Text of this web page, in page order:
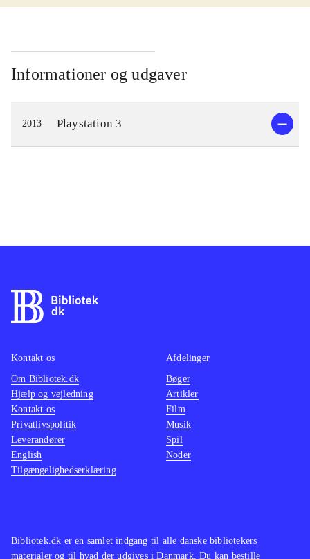
skæbnen for de mennesker der beder
besejre fysiske manifestationer - i en
såkaldt kopi-verden - af menneskenes
manglende selvtillid og modstand
mod forandringerne. Overvinder man
disse udfordringer - inkl. svære
"bosses" - opfyldes ønskerne i "den
og andre typer af items.
er engelsk tale. Tekst og tale er
gennemsyret af humoristiske og
er udelukkende singleplayer. PEGI er
12 med anmærkninger for stødende
sprog og vold
Alt i alt et fint underholdende spil,
hvis man i forvejen er fan af japansk
RPG. Her er tale om et udfordrende
spil, der kræver, at man benytter den
trods sin skæve humor tager tempoet
Informationer og udgaver
2013 Playstation 3
Bibliotek.dk er en samlet indgang til alle danske bibliotekers
materialer og til hvad der udgives i Danmark. Du kan bestille
Kontakt os
Om Bibliotek.dk
Hjælp og vejledning
Kontakt os
Privatlivspolitik
Leverandører
English
Tilgængelighedserklæring
Afdelinger
Bøger
Artikler
Film
Musik
Spil
Noder